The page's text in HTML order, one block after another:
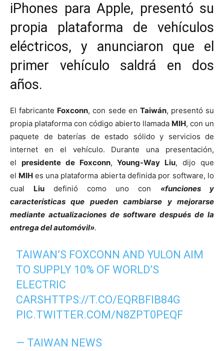
iPhones para Apple, presentó su
propia plataforma de vehículos
eléctricos, y anunciaron que el
primer vehículo saldrá en dos
años.
El fabricante Foxconn, con sede en Taiwán, presentó su
propia plataforma con código abierto llamada MIH, con un
paquete de baterías de estado sólido y servicios de
internet en el vehículo. Durante una presentación,
el presidente de Foxconn,Young-Way Liu, dijo que
el MIH es una plataforma abierta definida por software, lo
cual Liu definió como uno con «funciones y
características que pueden cambiarse y mejorarse
mediante actualizaciones de software después de la
entrega del automóvil».
TAIWAN’S FOXCONN AND YULON AIM
TO SUPPLY 10% OF WORLD’S
ELECTRIC
CARSHTTPS://T.CO/EQRBFIB84G
PIC.TWITTER.COM/N8ZPT0PEQF
— TAIWAN NEWS